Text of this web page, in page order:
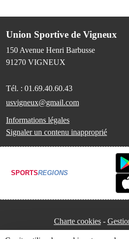
Union Sportive de Vigneux
150 Avenue Henri Barbusse
91270 VIGNEUX
Tél. : 01.69.40.60.43
usvigneux@gmail.com
Informations légales
Signaler un contenu inapproprié
SPORTSREGIONS
Charte cookies